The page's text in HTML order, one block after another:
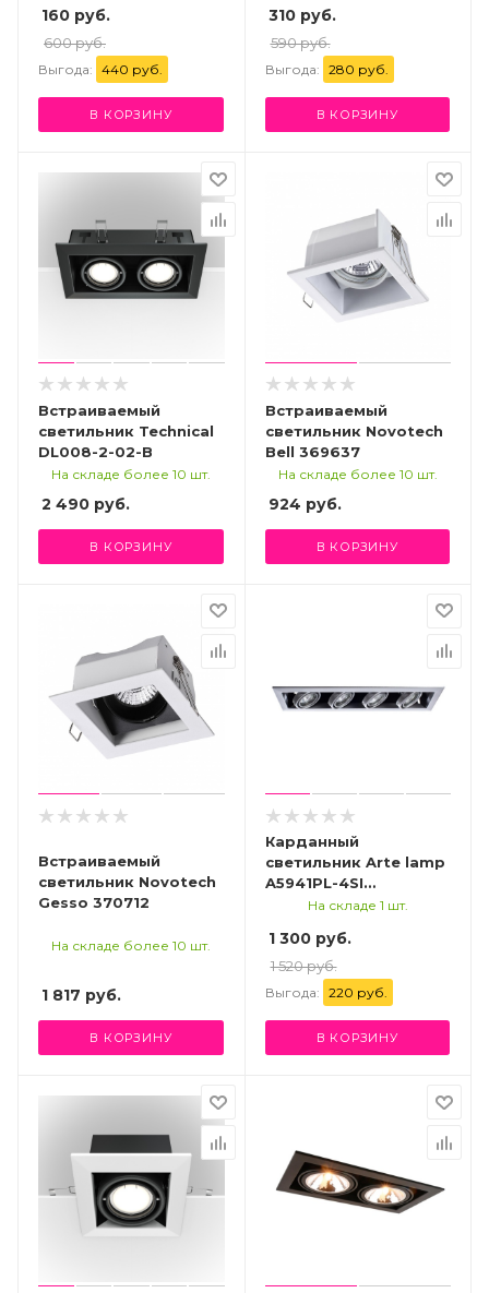
160 руб.
600 руб.
Выгода: 440 руб.
В КОРЗИНУ
310 руб.
590 руб.
Выгода: 280 руб.
В КОРЗИНУ
Встраиваемый
светильник Technical
DL008-2-02-B
На складе более 10 шт.
2 490 руб.
В КОРЗИНУ
Встраиваемый
светильник Novotech
Bell 369637
На складе более 10 шт.
924 руб.
В КОРЗИНУ
Встраиваемый
светильник Novotech
Gesso 370712
На складе более 10 шт.
1 817 руб.
В КОРЗИНУ
Карданный
светильник Arte lamp
A5941PL-4SI
СВЕТИЛЬНИК
На складе 1 шт.
1 300 руб.
1 520 руб.
Выгода: 220 руб.
В КОРЗИНУ